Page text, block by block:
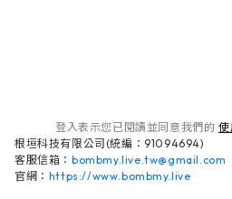
登入表示您已閱讀並同意我們的使
根垣科技有限公司(統編：91094694)
客服信箱： bombmy.live.tw@gmail.com
官網： https://www.bombmy.live